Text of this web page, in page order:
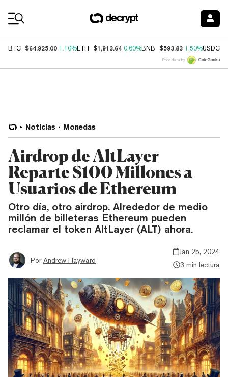
BTC $64,925.00 1.10%ETH $1,913.64 0.60%BNB $593.83 1.50%USDC
Price data by
Noticias Monedas
Airdrop de AltLayer
Reparte $100 Millones a
Usuarios de Ethereum
Otro día, otro airdrop. Alrededor de medio
millón de billeteras Ethereum pueden
reclamar el token AltLayer (ALT) ahora.
Por Andrew Hayward
Jan 25, 2024
3 min lectura